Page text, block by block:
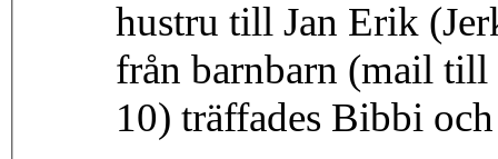
hustru till Jan Erik
från barnbarn (mail
10) träffades Bibbi